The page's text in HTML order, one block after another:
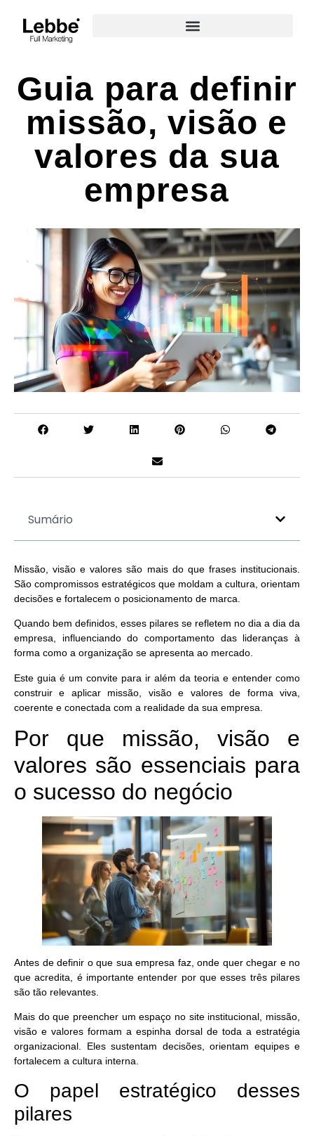
Guia para definir
missão, visão e
valores da sua
empresa
Sumário
Missão, visão e valores são mais do que frases institucionais.
São compromissos estratégicos que moldam a cultura, orientam
decisões e fortalecem o posicionamento de marca.
Quando bem definidos, esses pilares se refletem no dia a dia da
empresa, influenciando do comportamento das lideranças à
forma como a organização se apresenta ao mercado.
Este guia é um convite para ir além da teoria e entender como
construir e aplicar missão, visão e valores de forma viva,
coerente e conectada com a realidade da sua empresa.
Por que missão, visão e
valores são essenciais para
o sucesso do negócio
Antes de definir o que sua empresa faz, onde quer chegar e no
que acredita, é importante entender por que esses três pilares
são tão relevantes.
Mais do que preencher um espaço no site institucional, missão,
visão e valores formam a espinha dorsal de toda a estratégia
organizacional. Eles sustentam decisões, orientam equipes e
fortalecem a cultura interna.
O papel estratégico desses
pilares